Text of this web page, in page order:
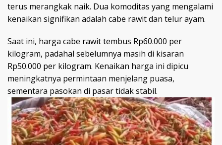
terus merangkak naik. Dua komoditas yang mengalami
kenaikan signifikan adalah cabe rawit dan telur ayam.
Saat ini, harga cabe rawit tembus Rp60.000 per
kilogram, padahal sebelumnya masih di kisaran
Rp50.000 per kilogram. Kenaikan harga ini dipicu
meningkatnya permintaan menjelang puasa,
sementara pasokan di pasar tidak stabil.